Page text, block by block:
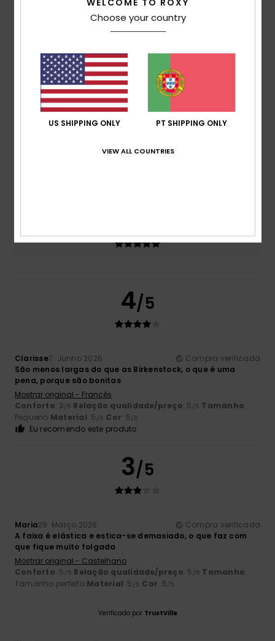
2 avaliações verificadas
2026
50% dos nossos clientes recomendam este
Conforto
Relação qualidade/preço
5.0
4/5
Clarisse7. Junho 2026
Compra verificada
São menos largas do que as Birkenstock, o que é uma
pena, porque são bonitas
Mostrar original - Francês
Conforto: 3 /5 Relação qualidade/preço: 5 /5 Tamanho:
Pequeno Material: 5 /5 Cor: 5/5
Eu recomendo este produto
3/5
Maria29. Março 2026
Compra verificada
A faixa é elástica e estica-se demasiado, o que faz com
que fique muito folgada
Mostrar original - Castelhano
Conforto: 5 /5 Relação qualidade/preço: 5 /5 Tamanho:
Tamanho perfeito Material: 5 /5 Cor: 5/5
Verificado por TrustVille
WELCOME TO ROXY
Choose your country
US SHIPPING ONLY PT SHIPPING ONLY
VIEW ALL COUNTRIES